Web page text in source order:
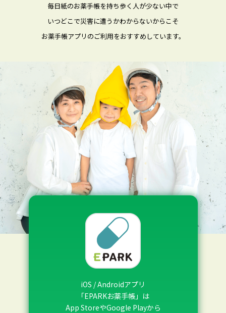
毎日紙のお薬手帳を持ち歩く人が少ない中で
いつどこで災害に遭うかわからないからこそ
お薬手帳アプリのご利用をおすすめしています。
iOS / Androidアプリ
「EPARKお薬手帳」は
App StoreやGoogle Playから